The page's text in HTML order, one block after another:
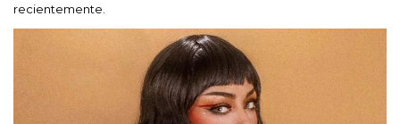
recientemente.